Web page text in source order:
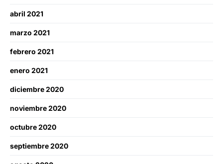
abril 2021
marzo 2021
febrero 2021
enero 2021
diciembre 2020
noviembre 2020
octubre 2020
septiembre 2020